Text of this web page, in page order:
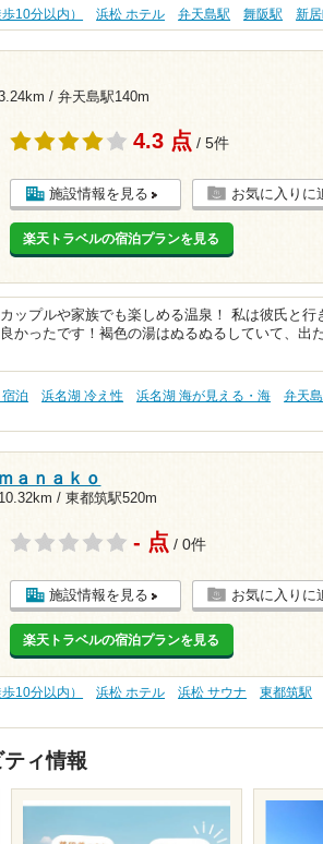
10分以内） 浜松 ホテル 弁天島駅 舞阪駅 新
/ 弁天島駅140m
4.3 点 / 5件
施設情報を見る お気に入りに
楽天トラベルの宿泊プランを見る
ップルや家族でも楽しめる温泉！ 私は彼氏と行
かったです！褐色の湯はぬるぬるしていて、出
泊 浜名湖 冷え性 浜名湖 海が見える・海 弁天
ａｎａｋｏ
/ 東都筑駅520m
- 点 / 0件
施設情報を見る お気に入りに
楽天トラベルの宿泊プランを見る
10分以内） 浜松 ホテル 浜松 サウナ 東都筑駅
ィ情報